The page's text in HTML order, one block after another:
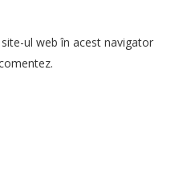
ul web în acest navigator